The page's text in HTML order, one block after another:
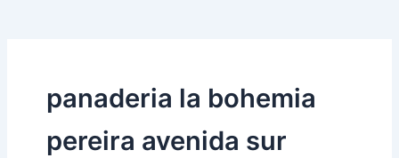
panaderia la bohemia
pereira avenida sur